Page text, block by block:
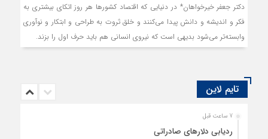
دکتر جعفر خيرخواهان* در دنیایی که اقتصاد کشورها هر روز اتکای بیشتری به
فکر و اندیشه و دانش پیدا می‌کنند و خلق ثروت به طراحی و ابتکار و نوآوری
وابسته‌‌تر می‌شود بدیهی است که نیروی انسانی هم باید حرف اول را بزند.
تایم لاین
7 ساعت قبل
ردیابی دلارهای صادراتی